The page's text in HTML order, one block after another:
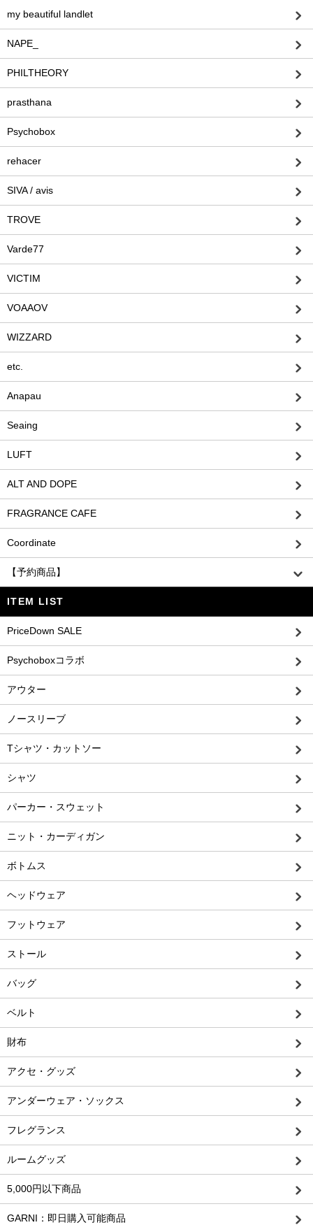
my beautiful landlet
NAPE_
PHILTHEORY
prasthana
Psychobox
rehacer
SIVA / avis
TROVE
Varde77
VICTIM
VOAAOV
WIZZARD
etc.
Anapau
Seaing
LUFT
ALT AND DOPE
FRAGRANCE CAFE
Coordinate
【予約商品】
ITEM LIST
PriceDown SALE
Psychoboxコラボ
アウター
ノースリーブ
Tシャツ・カットソー
シャツ
パーカー・スウェット
ニット・カーディガン
ボトムス
ヘッドウェア
フットウェア
ストール
バッグ
ベルト
財布
アクセ・グッズ
アンダーウェア・ソックス
フレグランス
ルームグッズ
5,000円以下商品
GARNI：即日購入可能商品